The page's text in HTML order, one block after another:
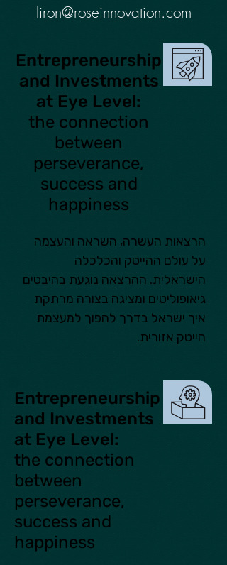
liron@roseinnovation.com
Entrepreneurship
and Investments
at Eye Level:
the connection
between
perseverance,
success and
happiness
הייטק אזורית.
Entrepreneurship
and Investments
at Eye Level:
the connection
between
perseverance,
success and
happiness